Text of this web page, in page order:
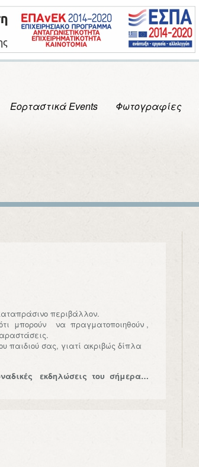
Εορταστικά Events Φωτογραφίες
περιβάλλον.
μπορούν να πραγματοποιηθούν ,
παιδιού σας, γιατί ακριβώς δίπλα
εκδηλώσεις του σήμερα…